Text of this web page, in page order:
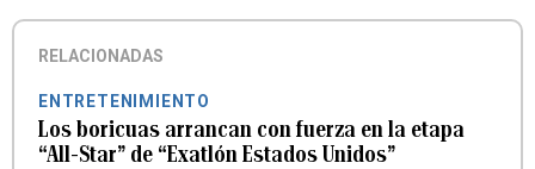
RELACIONADAS
ENTRETENIMIENTO
Los boricuas arrancan con fuerza en la etapa
“All-Star” de “Exatlón Estados Unidos”